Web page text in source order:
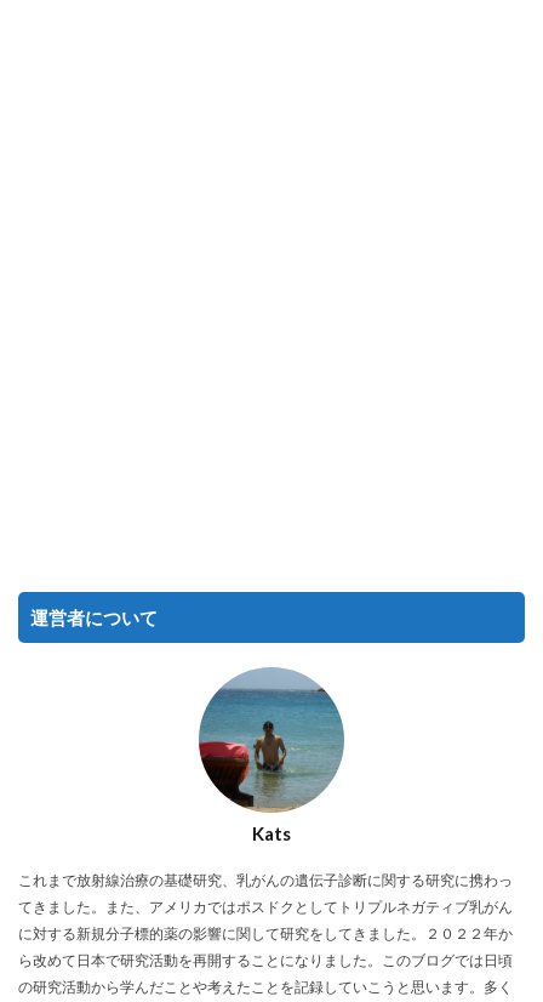
運営者について
Kats
これまで放射線治療の基礎研究、乳がんの遺伝子診断に関する研究に携わっ
てきました。また、アメリカではポスドクとしてトリプルネガティブ乳がん
に対する新規分子標的薬の影響に関して研究をしてきました。２０２２年か
ら改めて日本で研究活動を再開することになりました。このブログでは日頃
の研究活動から学んだことや考えたことを記録していこうと思います。多く